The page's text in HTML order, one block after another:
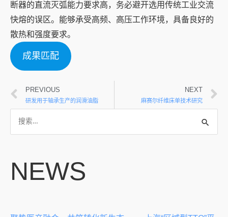
断器的直流灭弧能力要求高，务必避开选用传统工业交流
快熔的误区。能够承受高频、高压工作环境，具备良好的
散热和强度要求。
成果匹配
PREVIOUS
研发用于轴承生产的润滑油脂
NEXT
麻赛尔纤维床单技术研究
NEWS